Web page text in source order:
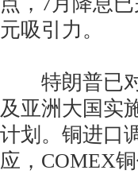
元吸引力。
特朗普已对
及亚洲大国实
计划。铜进口
应，COMEX